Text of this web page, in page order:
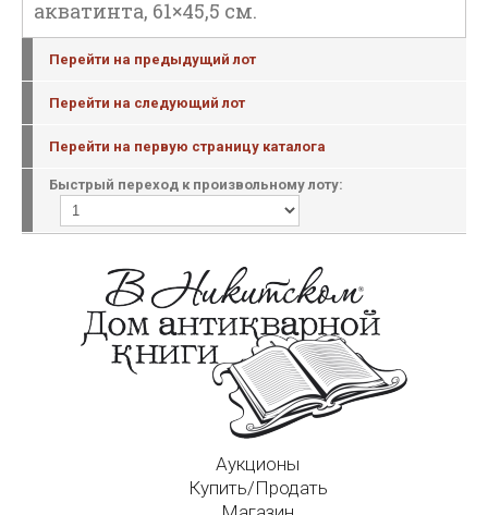
акватинта, 61×45,5 см.
Перейти на предыдущий лот
Перейти на следующий лот
Перейти на первую страницу каталога
Быстрый переход к произвольному лоту:
Аукционы
Купить/Продать